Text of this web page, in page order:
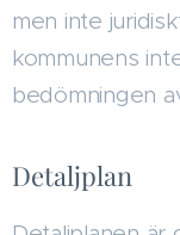
men inte
kommunens
bedömningen
Detaljplan